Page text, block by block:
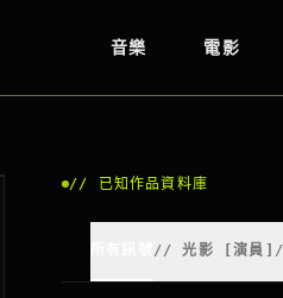
音樂 電影
// 已知作品資料庫
//光影 [演員